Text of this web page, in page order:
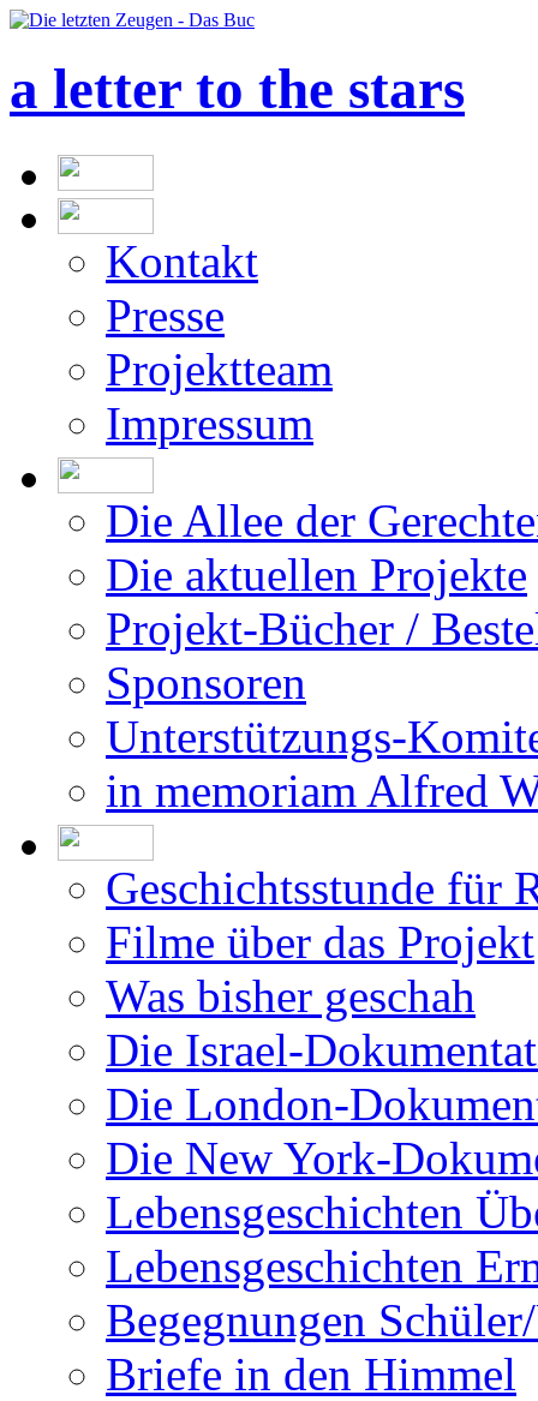
a letter to the stars
Kontakt
Presse
Projektteam
Impressum
Die Allee der
Die aktuellen Projekte
Projekt-Bücher /
Sponsoren
Unterstützungs-
in memoriam Alfred
Geschichtsstunde für
Filme über das Projekt
Was bisher geschah
Die Israel-
Die London-
Die New York-
Lebensgeschichten
Lebensgeschichten
Begegnungen
Briefe in den Himmel